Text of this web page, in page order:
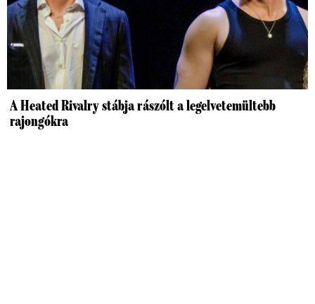
A Heated Rivalry stábja rászólt a legelvetemültebb
rajongókra